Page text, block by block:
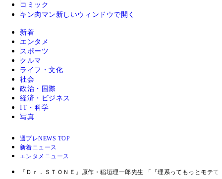
コミック
キン肉マン 新しいウィンドウで開く
新着
エンタメ
スポーツ
クルマ
ライフ・文化
社会
政治・国際
経済・ビジネス
IT・科学
写真
週プレNEWS TOP
新着ニュース
エンタメニュース
『Ｄｒ．ＳＴＯＮＥ』原作・稲垣理一郎先生 「『理系ってもっとモテ